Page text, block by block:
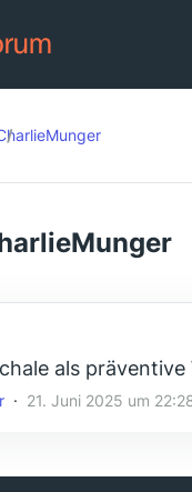
als
21. Juni 2025 um